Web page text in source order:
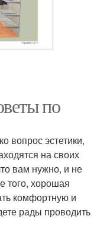
по
вопрос эстетики,
на своих
вам нужно, и не
того, хорошая
комфортную и
рады проводить